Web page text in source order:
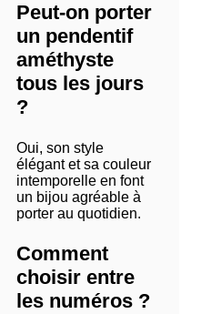
Peut-on porter
un pendentif
améthyste
tous les jours
?
Oui, son style
élégant et sa couleur
intemporelle en font
un bijou agréable à
porter au quotidien.
Comment
choisir entre
les numéros ?